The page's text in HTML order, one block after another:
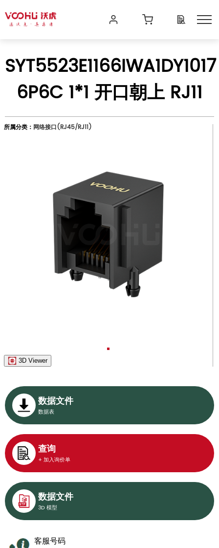
SYT5523E1166IWA1DY1017
6P6C 1*1 开口朝上 RJ11
所属分类： 网络接口(RJ45/RJ11)
3D Viewer
数据文件
数据表
查询
+ 加入询价单
数据文件
3D 模型
客服号码